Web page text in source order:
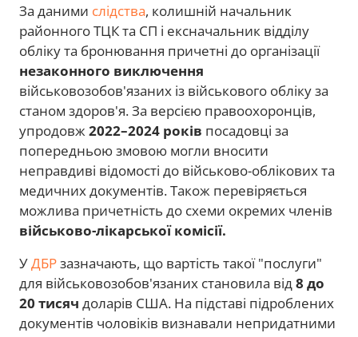
За даними слідства, колишній начальник
районного ТЦК та СП і ексначальник відділу
обліку та бронювання причетні до організації
незаконного виключення
військовозобов'язаних із військового обліку за
станом здоров'я. За версією правоохоронців,
упродовж 2022–2024 років посадовці за
попередньою змовою могли вносити
неправдиві відомості до військово-облікових та
медичних документів. Також перевіряється
можлива причетність до схеми окремих членів
військово-лікарської комісії.
УДБРзазначають, що вартість такої "послуги"
для військовозобов'язаних становила від8 до
20 тисяч доларів США. На підставі підроблених
документів чоловіків визнавали непридатними